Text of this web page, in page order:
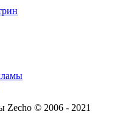
Zecho © 2006 - 2021